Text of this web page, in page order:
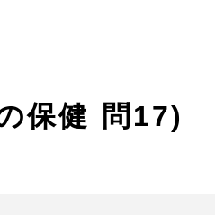
保健 問17)